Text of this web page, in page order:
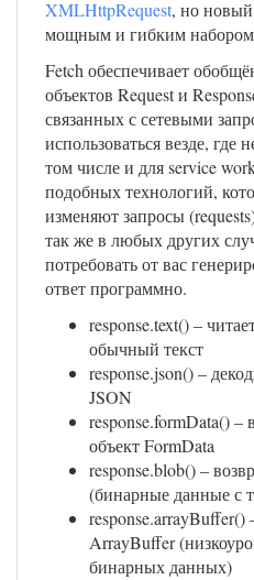
XMLHttpRequest, но новый
мощным и гибким
Fetch обеспечивает
объектов Request и
связанных с сетевыми
использоваться везде, где
том числе и для service
подобных технологий,
изменяют запросы
так же в любых других
потребовать от вас
ответ программно.
response.text() –
обычный текст
response.json() –
JSON
response.formData() –
объект FormData
response.blob() –
(бинарные данные с
response.arrayBuffer()
ArrayBuffer
бинарных данных)